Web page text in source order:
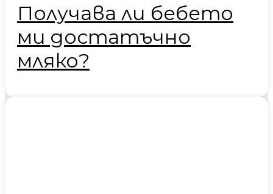
Получава ли бебето
ми достатъчно
мляко?